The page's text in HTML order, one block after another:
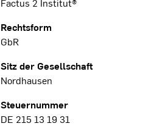
Rechtsform
GbR
Sitz der Gesellschaft
Nordhausen
Steuernummer
DE 215 13 19 31